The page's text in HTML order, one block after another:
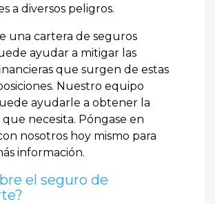
a diversos peligros.
una cartera de seguros
ayudar a mitigar las
que surgen de estas
Nuestro equipo
ayudarle a obtener la
necesita. Póngase en
nosotros hoy mismo para
información.
el seguro de